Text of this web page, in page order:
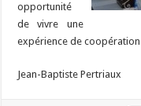
opportunité
de vivre une
expérience de
Jean-Baptiste Pertriaux